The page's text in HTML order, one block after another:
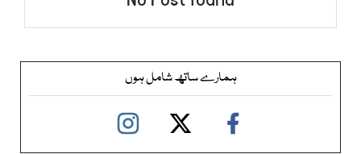
ہمارے ساتھ شامل ہوں